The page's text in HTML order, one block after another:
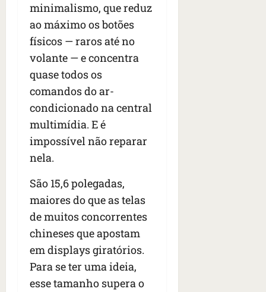
minimalismo, que reduz
ao máximo os botões
físicos — raros até no
volante — e concentra
quase todos os
comandos do ar-
condicionado na central
multimídia. E é
impossível não reparar
nela.
São 15,6 polegadas,
maiores do que as telas
de muitos concorrentes
chineses que apostam
em displays giratórios.
Para se ter uma ideia,
esse tamanho supera o